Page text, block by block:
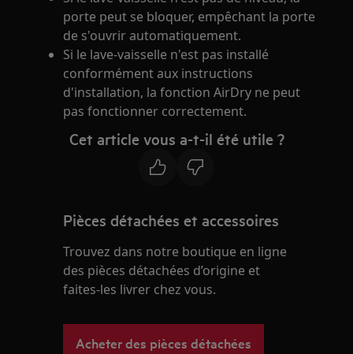
porte peut se bloquer, empêchant la porte
de s'ouvrir automatiquement.
Si le lave-vaisselle n'est pas installé
conformément aux instructions
d'installation, la fonction AirDry ne peut
pas fonctionner correctement.
Cet article vous a-t-il été utile ?
Pièces détachées et accessoires
Trouvez dans notre boutique en ligne
des pièces détachées d’origine et
faites-les livrer chez vous.
Acheter des pièces détachées